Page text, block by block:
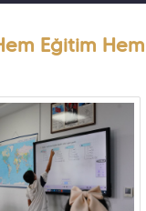
Eğitim